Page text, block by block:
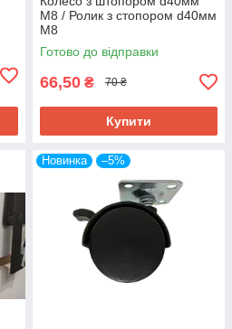
М8 / Ролик з стопором d40мм
М8
Готово до відправки
66,50 ₴ 70 ₴
Купити
Новинка –5%